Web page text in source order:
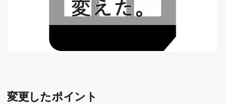
変更したポイント